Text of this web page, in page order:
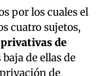
por los cuales el
cuatro sujetos,
de
de ellas de
de